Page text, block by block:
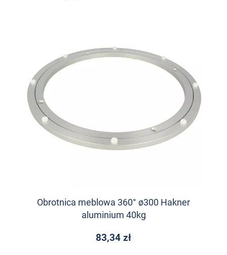
Obrotnica meblowa 360° ø300 Hakner
aluminium 40kg
83,34 zł